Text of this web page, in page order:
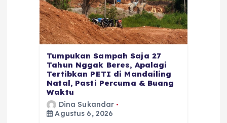
Tumpukan Sampah Saja 27
Tahun Nggak Beres, Apalagi
Tertibkan PETI di Mandailing
Natal, Pasti Percuma & Buang
Waktu
Dina Sukandar
Agustus 6, 2026